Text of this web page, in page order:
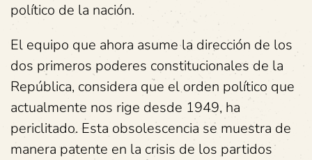
político de la nación.
El equipo que ahora asume la dirección de los
dos primeros poderes constitucionales de la
República, considera que el orden político que
actualmente nos rige desde 1949, ha
periclitado. Esta obsolescencia se muestra de
manera patente en la crisis de los partidos